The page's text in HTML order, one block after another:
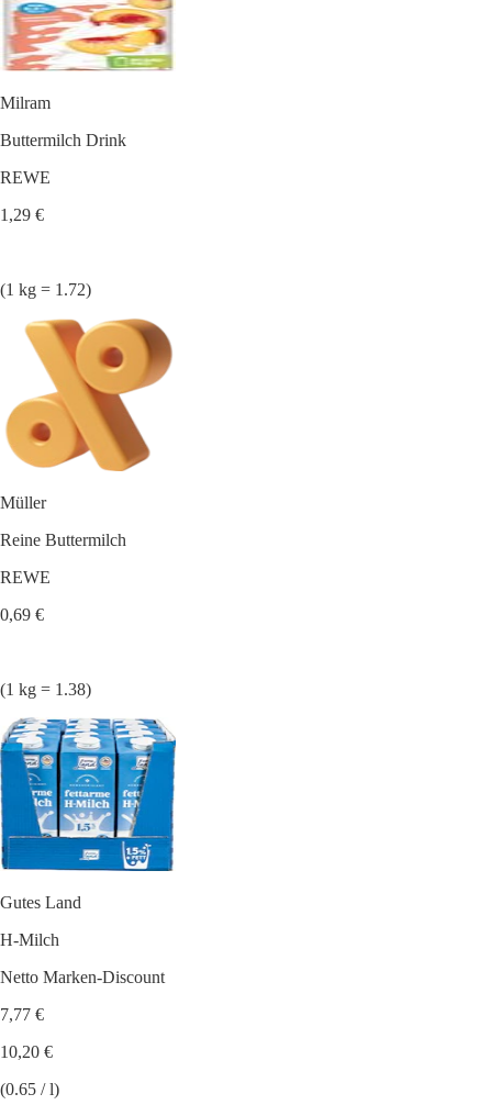
Milram
Buttermilch Drink
REWE
1,29 €
(1 kg = 1.72)
Müller
Reine Buttermilch
REWE
0,69 €
(1 kg = 1.38)
Gutes Land
H-Milch
Netto Marken-Discount
7,77 €
10,20 €
(0.65 / l)